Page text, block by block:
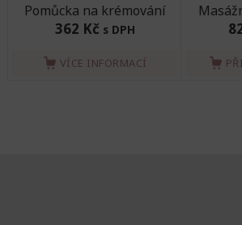
Pomůcka na krémování
362 Kč s DPH
VÍCE INFORMACÍ